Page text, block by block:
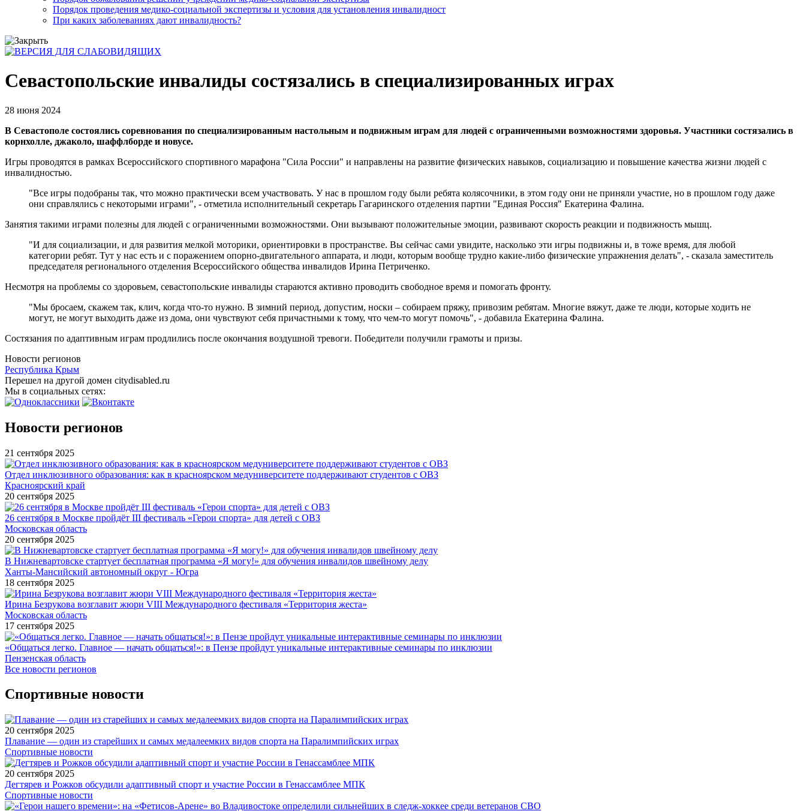
Порядок проведения медико-социальной экспертизы и условия для установления инвалидност
При каких заболеваниях дают инвалидность?
Севастопольские инвалиды состязались в специализированных играх
28 июня 2024
В Севастополе состоялись соревнования по специализированным настольным и подвижным играм для людей с ограниченными возможностями здоровья. Участники состязались в
корнхолле, джаколо, шаффлборде и новусе.
Игры проводятся в рамках Всероссийского спортивного марафона "Сила России" и направлены на развитие физических навыков, социализацию и повышение качества жизни людей с
инвалидностью.
"Все игры подобраны так, что можно практически всем участвовать. У нас в прошлом году были ребята колясочники, в этом году они не приняли участие, но в прошлом году даже
они справлялись с некоторыми играми", - отметила исполнительный секретарь Гагаринского отделения партии "Единая Россия" Екатерина Фалина.
Занятия такими играми полезны для людей с ограниченными возможностями. Они вызывают положительные эмоции, развивают скорость реакции и подвижность мышц.
"И для социализации, и для развития мелкой моторики, ориентировки в пространстве. Вы сейчас сами увидите, насколько эти игры подвижны и, в тоже время, для любой
категории ребят. Тут у нас есть и с поражением опорно-двигательного аппарата, и люди, которым вообще трудно какие-либо физические упражнения делать", - сказала заместитель
председателя регионального отделения Всероссийского общества инвалидов Ирина Петриченко.
Несмотря на проблемы со здоровьем, севастопольские инвалиды стараются активно проводить свободное время и помогать фронту.
"Мы бросаем, скажем так, клич, когда что-то нужно. В зимний период, допустим, носки – собираем пряжу, привозим ребятам. Многие вяжут, даже те люди, которые ходить не
могут, не могут выходить даже из дома, они чувствуют себя причастными к тому, что чем-то могут помочь", - добавила Екатерина Фалина.
Состязания по адаптивным играм продлились после окончания воздушной тревоги. Победители получили грамоты и призы.
Новости регионов
Республика Крым
Перешел на другой домен citydisabled.ru
Мы в социальных сетях:
Новости регионов
21 сентября 2025
Отдел инклюзивного образования: как в красноярском медуниверситете поддерживают студентов с ОВЗ
Красноярский край
20 сентября 2025
26 сентября в Москве пройдёт III фестиваль «Герои спорта» для детей с ОВЗ
Московская область
20 сентября 2025
В Нижневартовске стартует бесплатная программа «Я могу!» для обучения инвалидов швейному делу
Ханты-Мансийский автономный округ - Югра
18 сентября 2025
Ирина Безрукова возглавит жюри VIII Международного фестиваля «Территория жеста»
Московская область
17 сентября 2025
«Общаться легко. Главное — начать общаться!»: в Пензе пройдут уникальные интерактивные семинары по инклюзии
Пензенская область
Все новости регионов
Спортивные новости
20 сентября 2025
Плавание — один из старейших и самых медалеемких видов спорта на Паралимпийских играх
Спортивные новости
20 сентября 2025
Дегтярев и Рожков обсудили адаптивный спорт и участие России в Генассамблее МПК
Спортивные новости